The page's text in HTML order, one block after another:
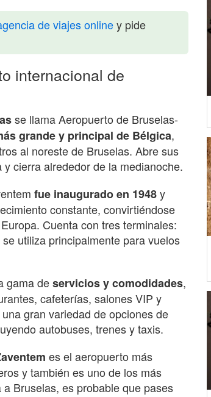
de viajes onliney pide
internacional de
se llama Aeropuerto de Bruselas-
grande y principal de Bélgica,
al noreste de Bruselas. Abre sus
cierra alrededor de la medianoche.
fue inaugurado en 1948y
constante, convirtiéndose
Cuenta con tres terminales:
utiliza principalmente para vuelos
gama deservicios y comodidades,
cafeterías, salones VIP y
gran variedad de opciones de
autobuses, trenes y taxis.
es el aeropuerto más
y también es uno de los más
Bruselas, es probable que pases